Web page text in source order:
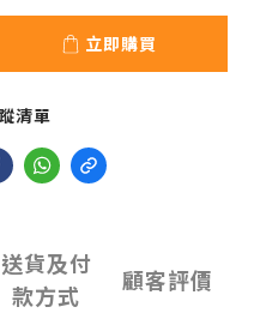
立即購買
清單
送貨及付
款方式
顧客評價